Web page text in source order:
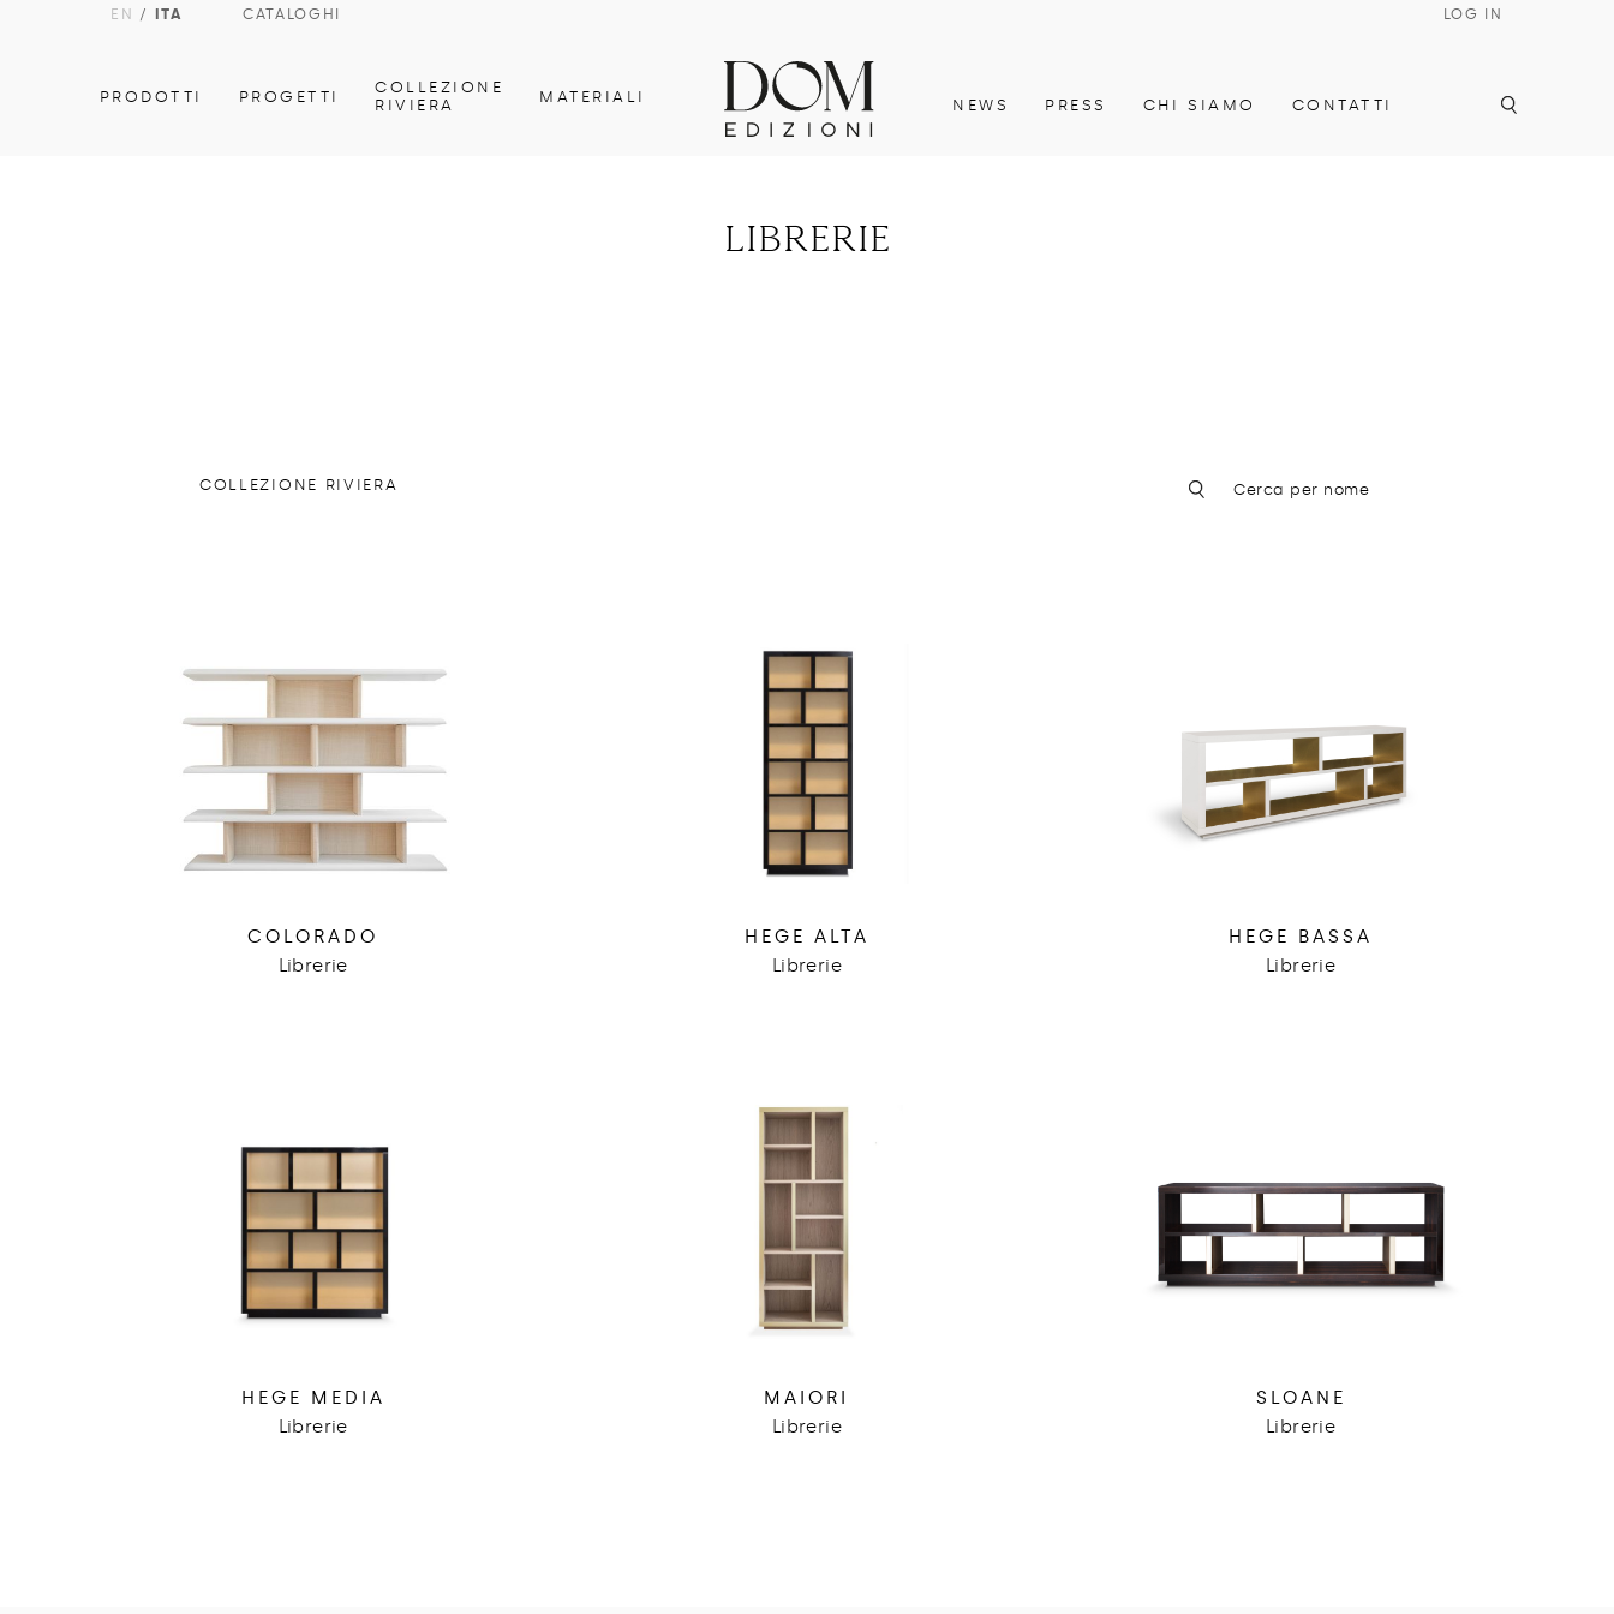
EN / ITA CATALOGHI LOG IN
PRODOTTI PROGETTI
COLLEZIONE
RIVIERA
MATERIALI NEWS PRESS CHI SIAMO CONTATTI
librerie
COLLEZIONE RIVIERA
COLORADO
Librerie
HEGE ALTA
Librerie
HEGE BASSA
Librerie
HEGE MEDIA
Librerie
MAIORI
Librerie
SLOANE
Librerie